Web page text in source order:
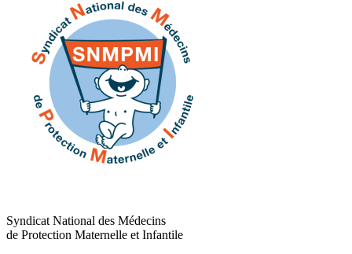
Syndicat National des Médecins
de Protection Maternelle et Infantile